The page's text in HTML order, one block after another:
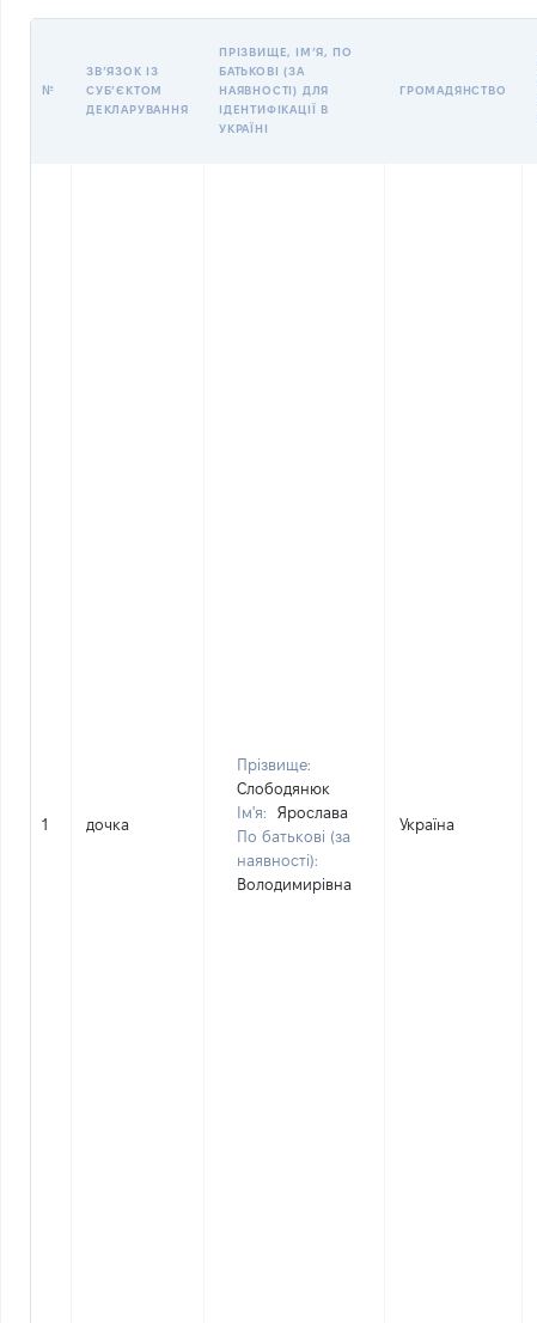
№
ЗВʼЯЗОК ІЗ
СУБʼЄКТОМ
ДЕКЛАРУВАННЯ
ПРІЗВИЩЕ, ІМʼЯ, ПО
БАТЬКОВІ (ЗА
НАЯВНОСТІ) ДЛЯ
ІДЕНТИФІКАЦІЇ В
УКРАЇНІ
ГРОМАДЯНСТВО
1 дочка
Прізвище:
Слободянюк
Ім'я:
Ярослава
По батькові (за
наявності):
Володимирівна
Україна